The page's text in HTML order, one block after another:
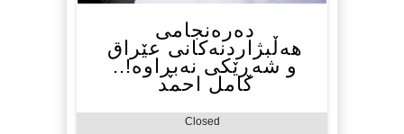
دەرەنجامی
هەڵبژاردنەکانی عێراق
و شەڕێکی نەبڕاوە!..
کامل احمد
Closed